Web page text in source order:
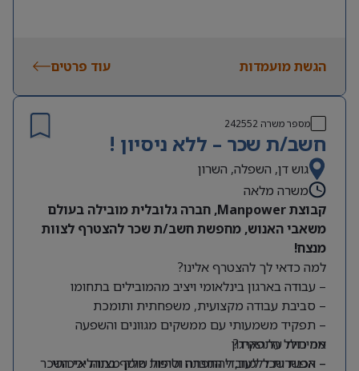
הגשת מועמדות עוד פרטים
מספר משרה 242552
חשב/ת שכר – ללא ניסיון !
גוש דן, השפלה, השרון
משרה מלאה
קבוצת Manpower, חברה גלובלית מובילה בעולם
משאבי האנוש, מחפשת חשב/ת שכר להצטרף לצוות
מנצח!
למה כדאי לך להצטרף אלינו?
– עבודה בארגון בינלאומי ויציב מהמובילים בתחומו
– סביבת עבודה מקצועית, משפחתית ותומכת
– תפקיד משמעותי עם ממשקים מגוונים והשפעה
אמיתית על הארגון
– אפשרות ללמוד, להתפתח ולהיות חלק מצוות איכותי
מה כולל התפקיד?
– הכנת שכר לעובדי החברה וטיפול שוטף בתהליכי השכר